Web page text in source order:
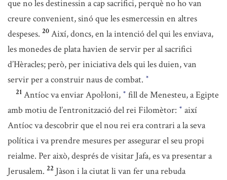
que no les destinessin a cap sacrifici, perquè no ho van
creure convenient, sinó que les esmercessin en altres
despeses. 20 Així, doncs, en la intenció del qui les enviava,
les monedes de plata havien de servir per al sacrifici
d’Hèracles; però, per iniciativa dels qui les duien, van
servir per a construir naus de combat. *
21 Antíoc va enviar Apol·loni, * fill de Menesteu, a Egipte
amb motiu de l’entronització del rei Filomètor: * així
Antíoc va descobrir que el nou rei era contrari a la seva
política i va prendre mesures per assegurar el seu propi
reialme. Per això, després de visitar Jafa, es va presentar a
Jerusalem. 22 Jàson i la ciutat li van fer una rebuda